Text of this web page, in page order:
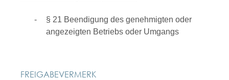
§ 21 Beendigung des genehmigten oder
angezeigten Betriebs oder Umgangs
FREIGABEVERMERK